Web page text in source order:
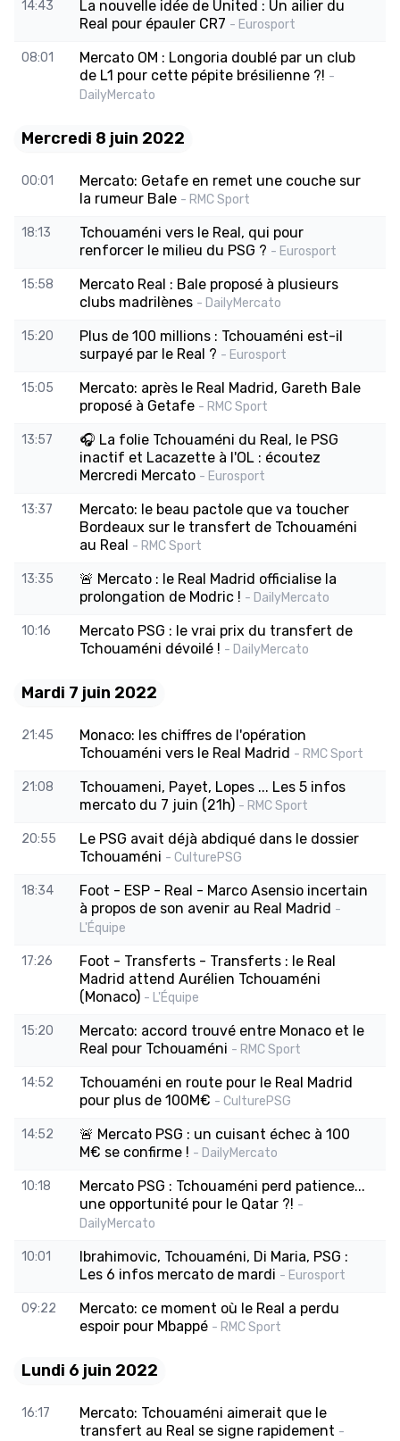
14:43
La nouvelle idée de United : Un ailier du
Real pour épauler CR7 - Eurosport
08:01
Mercato OM : Longoria doublé par un club
de L1 pour cette pépite brésilienne ?! -
DailyMercato
Mercredi 8 juin 2022
00:01
Mercato: Getafe en remet une couche sur
la rumeur Bale - RMC Sport
18:13
Tchouaméni vers le Real, qui pour
renforcer le milieu du PSG ? - Eurosport
15:58
Mercato Real : Bale proposé à plusieurs
clubs madrilènes - DailyMercato
15:20
Plus de 100 millions : Tchouaméni est-il
surpayé par le Real ? - Eurosport
15:05
Mercato: après le Real Madrid, Gareth Bale
proposé à Getafe - RMC Sport
13:57
🎧 La folie Tchouaméni du Real, le PSG
inactif et Lacazette à l'OL : écoutez
Mercredi Mercato - Eurosport
13:37
Mercato: le beau pactole que va toucher
Bordeaux sur le transfert de Tchouaméni
au Real - RMC Sport
13:35
🚨 Mercato : le Real Madrid officialise la
prolongation de Modric ! - DailyMercato
10:16
Mercato PSG : le vrai prix du transfert de
Tchouaméni dévoilé ! - DailyMercato
Mardi 7 juin 2022
21:45
Monaco: les chiffres de l'opération
Tchouaméni vers le Real Madrid - RMC Sport
21:08
Tchouameni, Payet, Lopes ... Les 5 infos
mercato du 7 juin (21h) - RMC Sport
20:55
Le PSG avait déjà abdiqué dans le dossier
Tchouaméni - CulturePSG
18:34
Foot - ESP - Real - Marco Asensio incertain
à propos de son avenir au Real Madrid -
L'Équipe
17:26
Foot - Transferts - Transferts : le Real
Madrid attend Aurélien Tchouaméni
(Monaco) - L'Équipe
15:20
Mercato: accord trouvé entre Monaco et le
Real pour Tchouaméni - RMC Sport
14:52
Tchouaméni en route pour le Real Madrid
pour plus de 100M€ - CulturePSG
14:52
🚨 Mercato PSG : un cuisant échec à 100
M€ se confirme ! - DailyMercato
10:18
Mercato PSG : Tchouaméni perd patience...
une opportunité pour le Qatar ?! -
DailyMercato
10:01
Ibrahimovic, Tchouaméni, Di Maria, PSG :
Les 6 infos mercato de mardi - Eurosport
09:22
Mercato: ce moment où le Real a perdu
espoir pour Mbappé - RMC Sport
Lundi 6 juin 2022
16:17
Mercato: Tchouaméni aimerait que le
transfert au Real se signe rapidement -